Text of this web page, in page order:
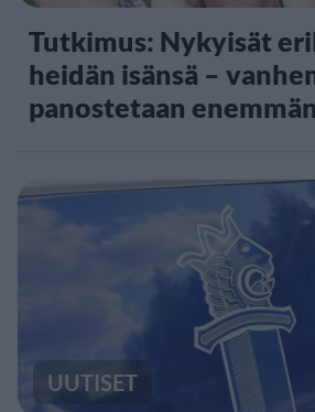
Tutkimus: Nykyisät
heidän isänsä –
panostetaan enemmän
UUTISET